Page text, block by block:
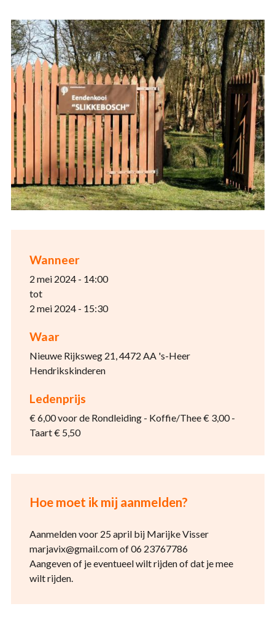
Wanneer
2 mei 2024 - 14:00
tot
2 mei 2024 - 15:30
Waar
Nieuwe Rijksweg 21, 4472 AA 's-Heer
Hendrikskinderen
Ledenprijs
€ 6,00 voor de Rondleiding - Koffie/Thee € 3,00 -
Taart € 5,50
Hoe moet ik mij aanmelden?
Aanmelden voor 25 april bij Marijke Visser
marjavix@gmail.com of 06 23767786
Aangeven of je eventueel wilt rijden of dat je mee
wilt rijden.